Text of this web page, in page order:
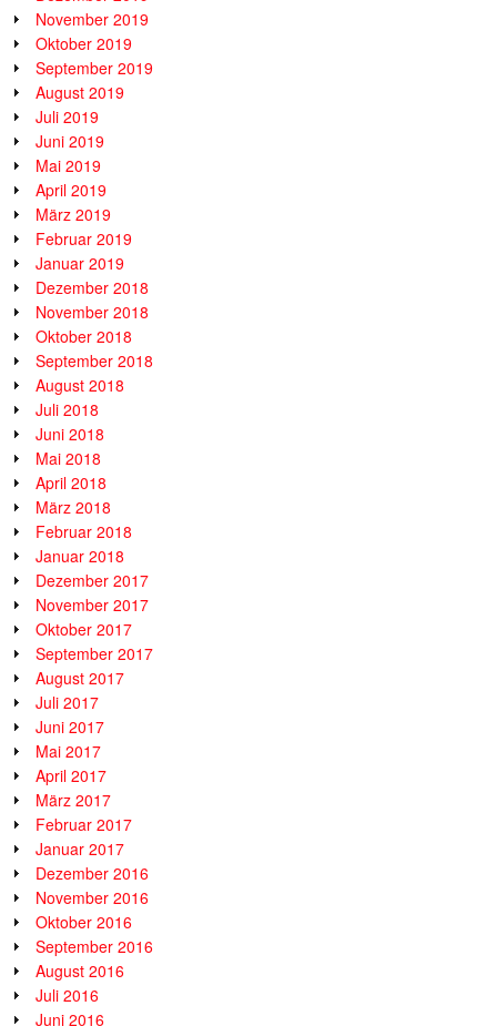
November 2019
Oktober 2019
September 2019
August 2019
Juli 2019
Juni 2019
Mai 2019
April 2019
März 2019
Februar 2019
Januar 2019
Dezember 2018
November 2018
Oktober 2018
September 2018
August 2018
Juli 2018
Juni 2018
Mai 2018
April 2018
März 2018
Februar 2018
Januar 2018
Dezember 2017
November 2017
Oktober 2017
September 2017
August 2017
Juli 2017
Juni 2017
Mai 2017
April 2017
März 2017
Februar 2017
Januar 2017
Dezember 2016
November 2016
Oktober 2016
September 2016
August 2016
Juli 2016
Juni 2016